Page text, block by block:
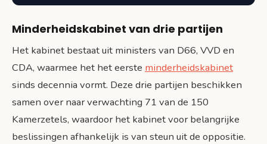
Minderheidskabinet van drie partijen
Het kabinet bestaat uit ministers van D66, VVD en
CDA, waarmee het het eerste minderheidskabinet
sinds decennia vormt. Deze drie partijen beschikken
samen over naar verwachting 71 van de 150
Kamerzetels, waardoor het kabinet voor belangrijke
beslissingen afhankelijk is van steun uit de oppositie.